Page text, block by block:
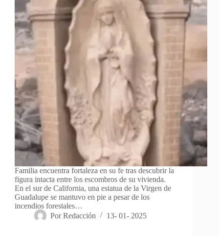
Familia encuentra fortaleza en su fe tras descubrir la
figura intacta entre los escombros de su vivienda.
En el sur de California, una estatua de la Virgen de
Guadalupe se mantuvo en pie a pesar de los
incendios forestales…
Por Redacción 13- 01- 2025